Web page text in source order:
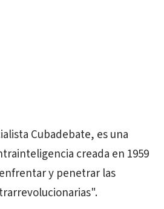
Cubadebate, es una
creada en 1959
y penetrar las